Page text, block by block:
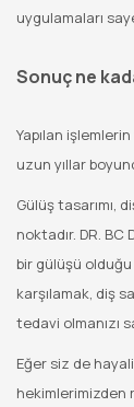
uygulamaları
Sonuç ne
Yapılan
uzun yıllar
Gülüş tasarımı,
noktadır. DR.
bir gülüşü
karşılamak, diş
tedavi olmanızı
Eğer siz de
hekimlerimizden